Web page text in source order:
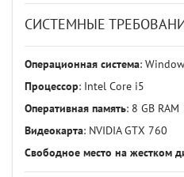
СИСТЕМНЫЕ
Операционная система:
Процессор: Intel Core i5
Оперативная память: 8 GB RAM
Видеокарта: NVIDIA GTX 760
Свободное место на жестком